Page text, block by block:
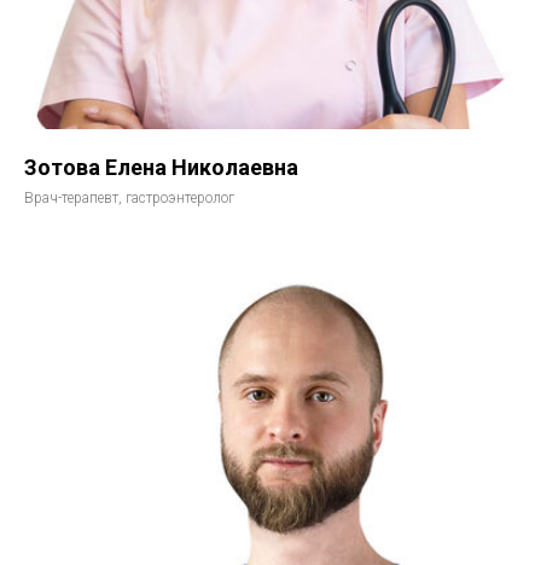
Зотова Елена Николаевна
Врач-терапевт, гастроэнтеролог